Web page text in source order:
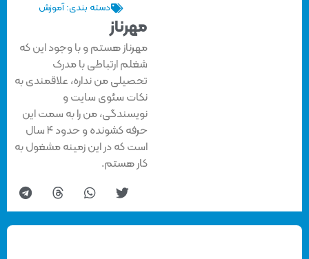
دسته بندی:آموزش
مهرناز
مهرناز هستم و با وجود این که
شغلم ارتباطی با مدرک
تحصیلی من نداره، علاقمندی به
نکات سئوی سایت و
نویسندگی، من را به سمت این
حرفه کشونده و حدود ۴ سال
است که در این زمینه مشغول به
کار هستم.